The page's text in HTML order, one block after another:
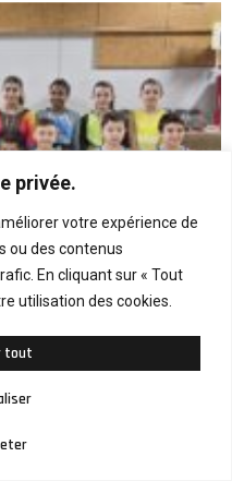
privée.
votre expérience de
ou des contenus
En cliquant sur « Tout
utilisation des cookies.
tout